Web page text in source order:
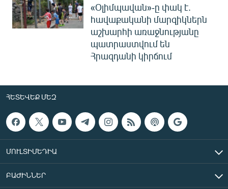
«Օլիմպավան»-ը փակ է.
հավաքականի մարզիկներն
աշխարհի առաջնությանը
պատրաստվում են
Հրազդանի կիրճում
ՀԵՏԵՎԵՔ ՄԵԶ
ՄՈՒԼՏԻՄԵԴԻԱ
ԲԱԺԻՆՆԵՐ